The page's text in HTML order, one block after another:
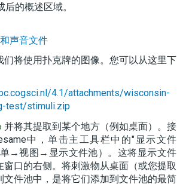
后的概述区域。
声音文件
们将使用扑克牌的图像。您可以从这里下
4.1/attachments/wisconsin-
test/stimuli.zip
并将其提取到某个地方（例如桌面）。接
中，单击主工具栏中的"显示文件
→视图→显示文件池）。这将显示文件
窗口的右侧。将刺激物从桌面（或您提取
文件池中，是将它们添加到文件池的最简